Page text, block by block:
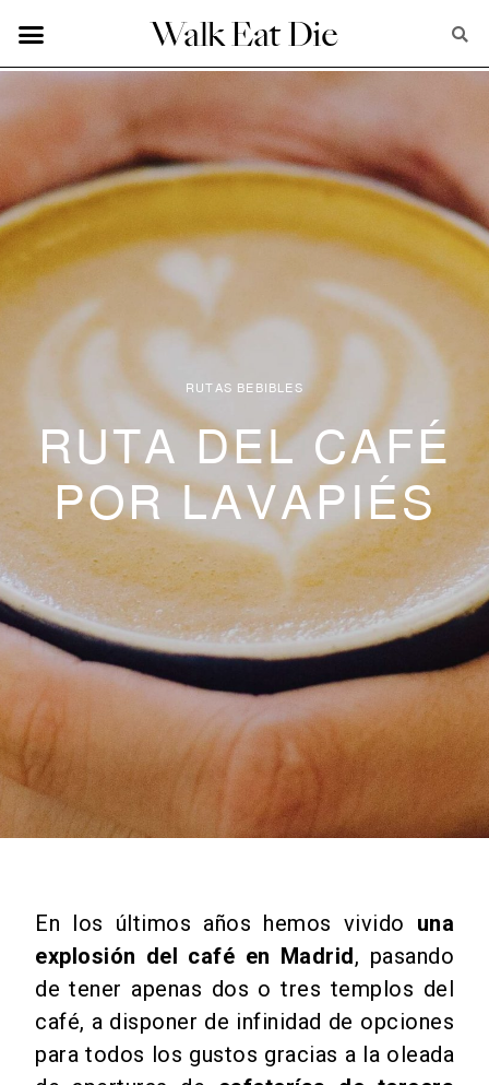
Walk Eat Die
RUTAS BEBIBLES
RUTA DEL CAFÉ
POR LAVAPIÉS
En los últimos años hemos vivido una
explosión del café en Madrid, pasando
de tener apenas dos o tres templos del
café, a disponer de infinidad de opciones
para todos los gustos gracias a la oleada